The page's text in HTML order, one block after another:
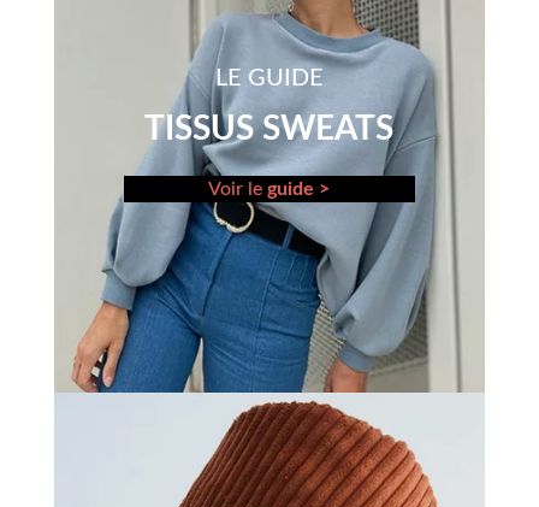
LE GUIDE
TISSUS SWEATS
Voir leguide >